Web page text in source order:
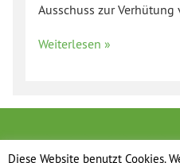
Ausschuss zur Verhütung
Weiterlesen »
Diese Website benutzt Cookies.